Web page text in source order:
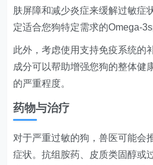
肤屏障和减少炎症来缓解过敏症
定适合您狗特定需求的Omega-
此外，考虑使用支持免疫系统的
成分可以帮助增强您狗的整体健
的严重程度。
药物与治疗
对于严重过敏的狗，兽医可能会
症状。抗组胺药、皮质类固醇或